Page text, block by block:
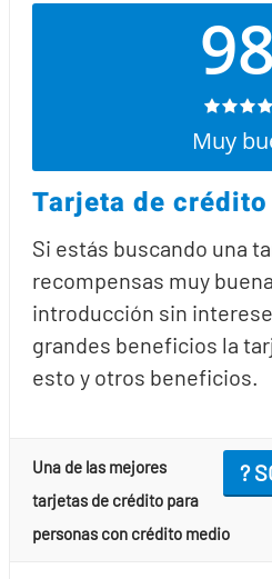
98
Muy
Tarjeta de
Si estás buscando una
recompensas muy
introducción sin
grandes beneficios la
esto y otros beneficios.
?
Una de las mejores
tarjetas de crédito para
personas con crédito medio